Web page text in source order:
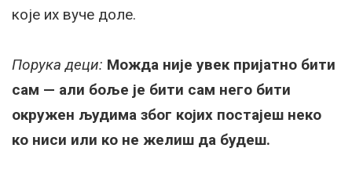
које их вуче доле.
Порука деци: Можда није увек пријатно бити
сам — али боље је бити сам него бити
окружен људима због којих постајеш неко
ко ниси или ко не желиш да будеш.